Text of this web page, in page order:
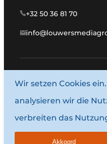
+32 50 36 81 70
© 1987–2026
Allgemeine
Wir setzen Cookies
analysieren wir die
verbreiten das
Akkoord